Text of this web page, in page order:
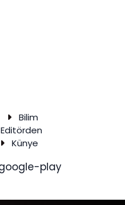
Bilim
Editörden
Künye